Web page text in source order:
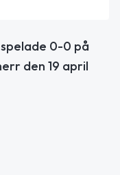
spelade 0-0 på
den 19 april